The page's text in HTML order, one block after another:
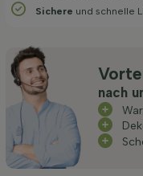
Sichere und schnelle
nach